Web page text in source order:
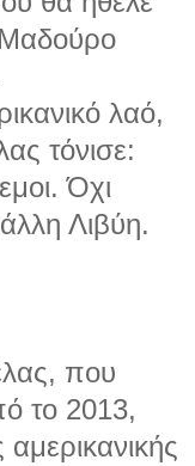
Μαδούρο
λαό,
τόνισε:
Όχι
Λιβύη.
που
το 2013,
αμερικανικής